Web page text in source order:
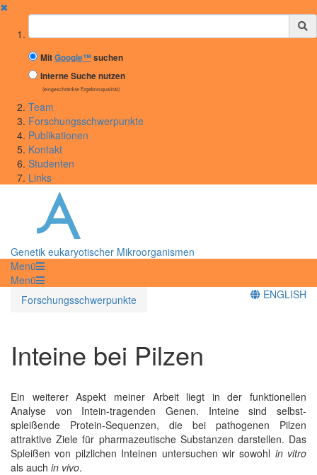
✖
Suchbegriff
MitGoogle™suchen
Interne Suche nutzen
(eingeschränkte Ergebnisqualität)
Team
Forschungsschwerpunkte
Publikationen
Kontakt
Studenten
Links
Genetik eukaryotischer Mikroorganismen
Menü
Menü
Forschungsschwerpunkte
ENGLISH
Inteine bei Pilzen
Ein weiterer Aspekt meiner Arbeit liegt in der funktionellen
Analyse von Intein-tragenden Genen. Inteine sind selbst-
spleißende Protein-Sequenzen, die bei pathogenen Pilzen
attraktive Ziele für pharmazeutische Substanzen darstellen. Das
Spleißen von pilzlichen Inteinen untersuchen wir sowohl in vitro
als auch in vivo.